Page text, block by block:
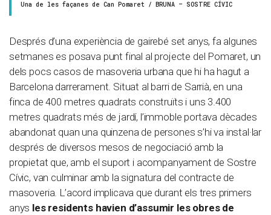
Una de les façanes de Can Pomaret / BRUNA – SOSTRE CÍVIC
Després d’una experiència de gairebé set anys, fa algunes
setmanes es posava punt final al projecte del Pomaret, un
dels pocs casos de masoveria urbana que hi ha hagut a
Barcelona darrerament. Situat al barri de Sarrià, en una
finca de 400 metres quadrats construïts i uns 3.400
metres quadrats més de jardí, l’immoble portava dècades
abandonat quan una quinzena de persones s’hi va instal·lar
després de diversos mesos de negociació amb la
propietat que, amb el suport i acompanyament de Sostre
Cívic, van culminar amb la signatura del contracte de
masoveria. L’acord implicava que durant els tres primers
anys les residents havien d’assumir les obres de